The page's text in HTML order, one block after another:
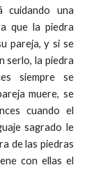
cuidando una
que la piedra
pareja, y si se
serlo, la piedra
siempre se
muere, se
cuando el
sagrado le
de las piedras
con ellas el